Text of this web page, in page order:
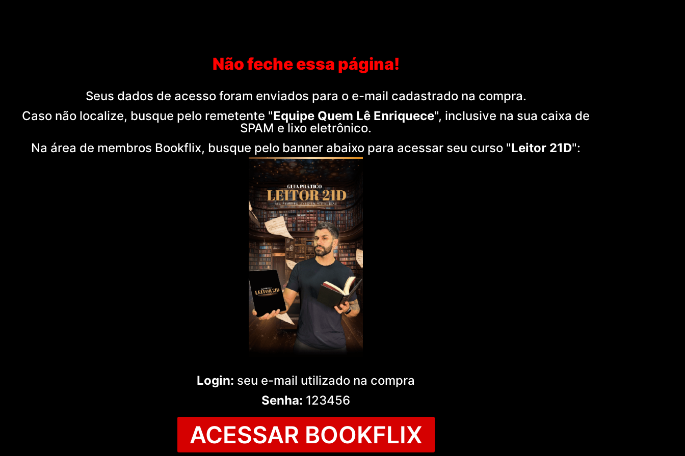
Não feche essa página!
Seus dados de acesso foram enviados para o e-mail cadastrado na compra.
Caso não localize, busque pelo remetente "Equipe Quem Lê Enriquece", inclusive na sua caixa de
SPAM e lixo eletrônico.
Na área de membros Bookflix, busque pelo banner abaixo para acessar seu curso "Leitor 21D":
Login: seu e-mail utilizado na compra
Senha: 123456
ACESSAR BOOKFLIX